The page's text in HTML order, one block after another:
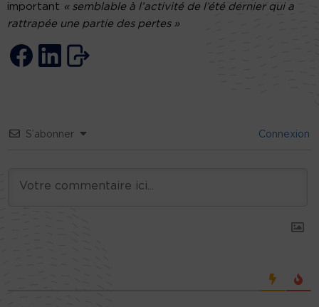
important « semblable à l’activité de l’été dernier qui a
rattrapée une partie des pertes »
S’abonner Connexion